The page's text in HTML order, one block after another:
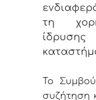
τη
Το
συζήτηση